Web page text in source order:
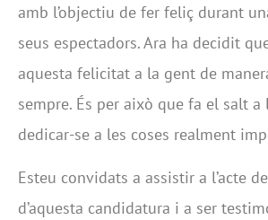
amb l’objectiu de fer feliç durant
seus espectadors. Ara ha decidit
aquesta felicitat a la gent de
sempre. És per això que fa el salt
dedicar-se a les coses realment
Esteu convidats a assistir a l’acte
d’aquesta candidatura i a ser